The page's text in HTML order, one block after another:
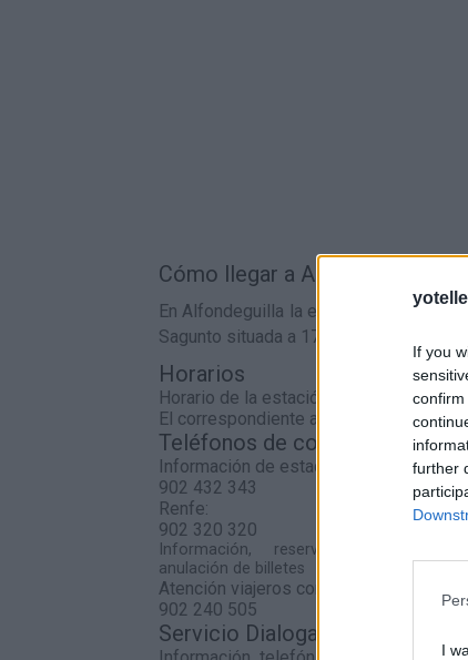
If you
further
I
Cómo llegar a Alfondeguilla en
En Alfondeguilla la estación de tren
Sagunto situada a 17,78 kilómetros de
Horarios
Horario de la estación
El correspondiente al servicio de
Teléfonos de contacto
Información de estaciones
902 432 343
Renfe:
902 320 320
Información, reserva, venta,
anulación de billetes
Atención viajeros con discapacidad
902 240 505
Servicio Dialoga: